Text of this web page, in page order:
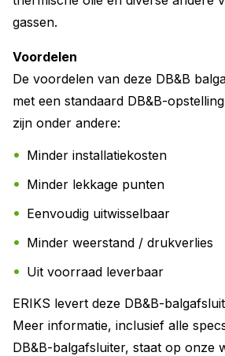
gassen.
Voordelen
De voordelen van deze DB&B
met een standaard DB&B-
zijn onder andere:
Minder installatiekosten
Minder lekkage punten
Eenvoudig uitwisselbaar
Minder weerstand / drukverlies
Uit voorraad leverbaar
ERIKS levert deze DB&B-
Meer informatie, inclusief alle
DB&B-balgafsluiter, staat op onze